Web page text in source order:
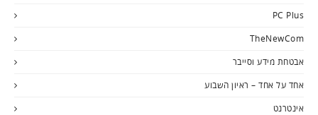
PC Plus
TheNewCom
אבטחת מידע וסייבר
אחד על אחד – ראיון השבוע
אינטרנט